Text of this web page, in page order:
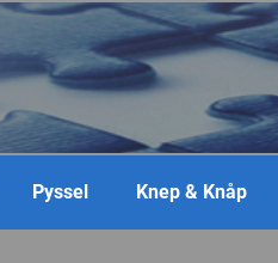
Pyssel Knep & Knåp